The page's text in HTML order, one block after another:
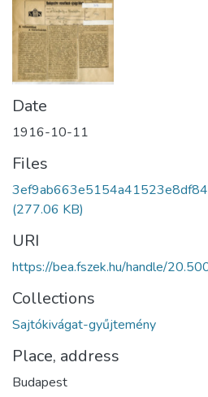
About us
Date
1916-10-11
Files
(277.06 KB)
URI
https://bea.fszek.hu/handle/
Collections
Sajtókivágat-gyűjtemény
Place, address
Budapest